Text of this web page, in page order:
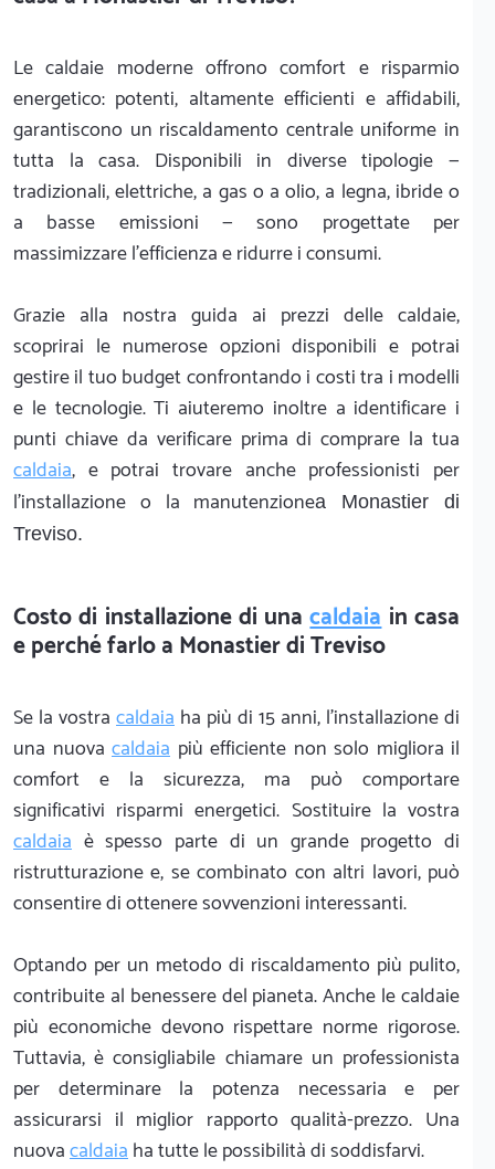
Le caldaie moderne offrono comfort e risparmio
energetico: potenti, altamente efficienti e affidabili,
garantiscono un riscaldamento centrale uniforme in
tutta la casa. Disponibili in diverse tipologie —
tradizionali, elettriche, a gas o a olio, a legna, ibride o
a basse emissioni — sono progettate per
massimizzare l'efficienza e ridurre i consumi.
Grazie alla nostra guida ai prezzi delle caldaie,
scoprirai le numerose opzioni disponibili e potrai
gestire il tuo budget confrontando i costi tra i modelli
e le tecnologie. Ti aiuteremo inoltre a identificare i
punti chiave da verificare prima di comprare la tua
caldaia, e potrai trovare anche professionisti per
l'installazione o la manutenzionea Monastier di
Treviso.
Costo di installazione di unacaldaiain casa
e perché farlo a Monastier di Treviso
Se la vostra caldaia ha più di 15 anni, l'installazione di
una nuova caldaia più efficiente non solo migliora il
comfort e la sicurezza, ma può comportare
significativi risparmi energetici. Sostituire la vostra
caldaia è spesso parte di un grande progetto di
ristrutturazione e, se combinato con altri lavori, può
consentire di ottenere sovvenzioni interessanti.
Optando per un metodo di riscaldamento più pulito,
contribuite al benessere del pianeta. Anche le caldaie
più economiche devono rispettare norme rigorose.
Tuttavia, è consigliabile chiamare un professionista
per determinare la potenza necessaria e per
assicurarsi il miglior rapporto qualità-prezzo. Una
nuovacaldaiaha tutte le possibilità di soddisfarvi.